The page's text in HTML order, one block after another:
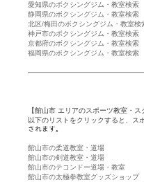
愛知県のボクシングジム・教室検索
静岡県のボクシングジム・教室検索
北区/梅田のボクシングジム・教室検
神戸市のボクシングジム・教室検索
京都府のボクシングジム・教室検索
福岡県のボクシングジム・教室検索
【館山市 エリアのスポーツ教室・ス
以下のリストをクリックすると、ス
されます。
館山市の柔道教室・道場
館山市の剣道教室・道場
館山市のテコンドー道場・教室
館山市の太極拳教室グッズショップ